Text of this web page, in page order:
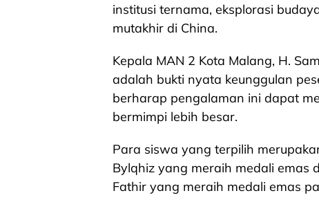
institusi ternama, eksplorasi
mutakhir di China.
Kepala MAN 2 Kota Malang, H.
adalah bukti nyata keunggulan
berharap pengalaman ini dapat
bermimpi lebih besar.
Para siswa yang terpilih
Bylqhiz yang meraih medali emas
Fathir yang meraih medali emas